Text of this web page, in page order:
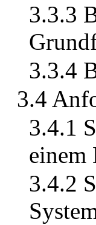
3.3.3
3.3.4
3.4
3.4.1
einem
3.4.2